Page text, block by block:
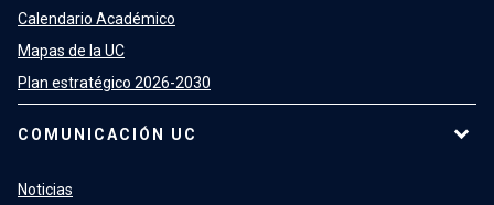
Calendario Académico
Mapas de la UC
Plan estratégico 2026-2030
COMUNICACIÓN UC
Noticias